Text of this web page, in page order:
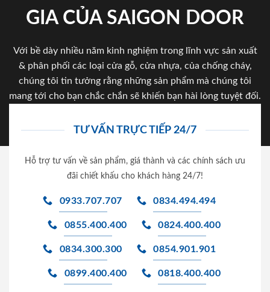
GIA CỦA SAIGON DOOR
Với bề dày nhiều năm kinh nghiệm trong lĩnh vực sản xuất
& phân phối các loại cửa gỗ, cửa nhựa, của chống cháy,
chúng tôi tin tưởng rằng những sản phẩm mà chúng tôi
mang tới cho bạn chắc chắn sẽ khiến bạn hài lòng tuyệt đối.
TƯ VẤN TRỰC TIẾP 24/7
Hỗ trợ tư vấn về sản phẩm, giá thành và các chính sách ưu
đãi chiết khấu cho khách hàng 24/7!
0933.707.707 0834.494.494
0855.400.400 0824.400.400
0834.300.300 0854.901.901
0899.400.400 0818.400.400